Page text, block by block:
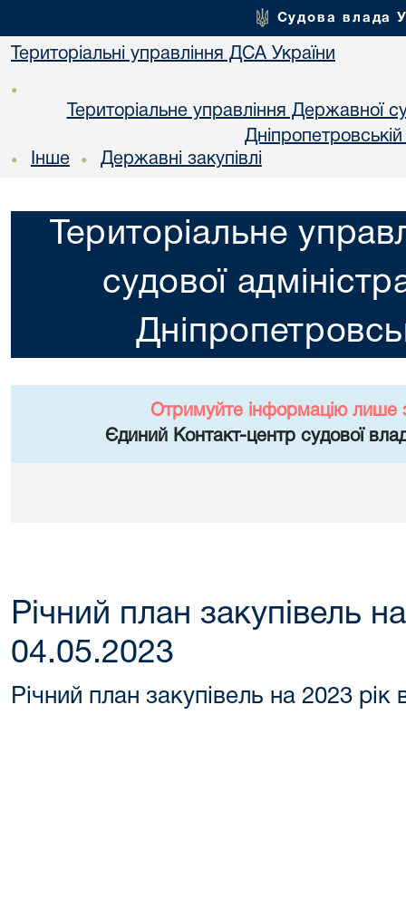
Судова влада
Територіальні управління ДСА України
•
Територіальне управління Державної
• Інше • Державні закупівлі
Територіальне
судової
Отримуйте інформацію лише
Єдиний Контакт-центр судової
Річний план закупівель
04.05.2023
Річний план закупівель на 2023 рік